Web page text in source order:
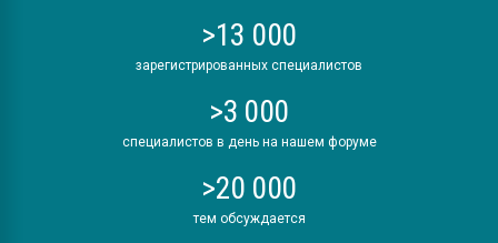
>13 000
зарегистрированных специалистов
>3 000
специалистов в день на нашем форуме
>20 000
тем обсуждается